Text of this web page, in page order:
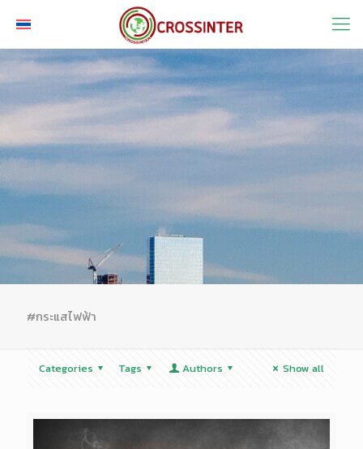
#กระแสไฟฟ้า
Categories Tags Authors Show all